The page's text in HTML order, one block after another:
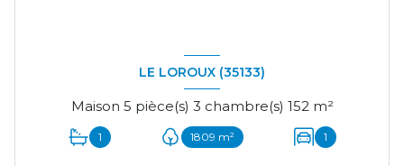
LE LOROUX (35133)
Maison 5 pièce(s) 3 chambre(s) 152 m²
1 1809 m² 1